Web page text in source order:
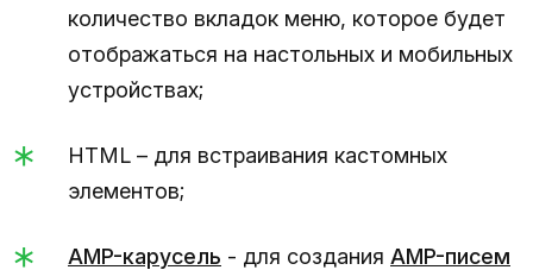
количество вкладок меню, которое будет
отображаться на настольных и мобильных
устройствах;
HTML – для встраивания кастомных
элементов;
AMP-карусель - для создания AMP-писем